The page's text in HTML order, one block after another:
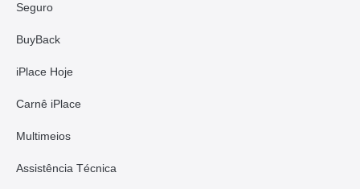
Seguro
BuyBack
iPlace Hoje
Carnê iPlace
Multimeios
Assistência Técnica